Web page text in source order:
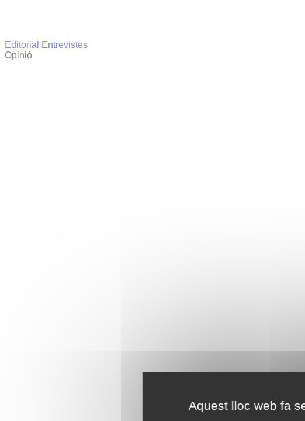
Aquest lloc web fa
Editorial
Entrevistes
Opinió